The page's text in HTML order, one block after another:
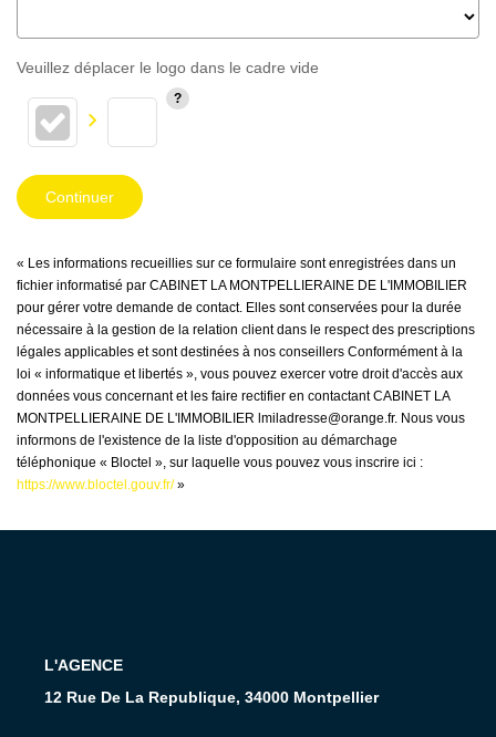
Veuillez déplacer le logo dans le cadre vide
Continuer
« Les informations recueillies sur ce formulaire sont enregistrées dans un
fichier informatisé par CABINET LA MONTPELLIERAINE DE L'IMMOBILIER
pour gérer votre demande de contact. Elles sont conservées pour la durée
nécessaire à la gestion de la relation client dans le respect des prescriptions
légales applicables et sont destinées à nos conseillers Conformément à la
loi « informatique et libertés », vous pouvez exercer votre droit d'accès aux
données vous concernant et les faire rectifier en contactant CABINET LA
MONTPELLIERAINE DE L'IMMOBILIER lmiladresse@orange.fr. Nous vous
informons de l'existence de la liste d'opposition au démarchage
téléphonique « Bloctel », sur laquelle vous pouvez vous inscrire ici :
https://www.bloctel.gouv.fr/»
L'AGENCE
12 Rue De La Republique, 34000 Montpellier